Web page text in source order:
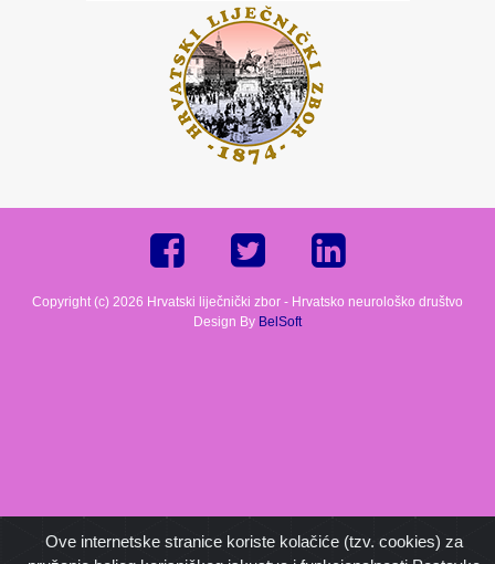
Ove internetske stranice koriste kolačiće (tzv. cookies) za
Copyright (c) 2026 Hrvatski liječnički zbor - Hrvatsko neurološko društvo
Design By BelSoft